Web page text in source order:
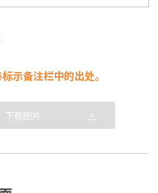
示备注栏中的出处。
下载图片